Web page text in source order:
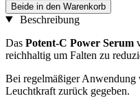
Beide in den Warenkorb
Beschreibung
Das Potent-C Power Serum
reichhaltig um Falten zu
Bei regelmäßiger
Leuchtkraft zurück gegeben.